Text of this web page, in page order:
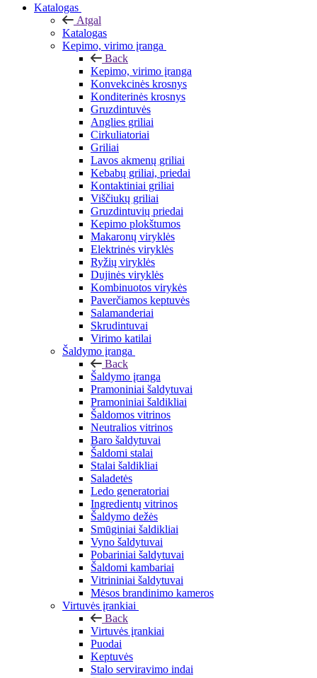
Katalogas
Atgal
Katalogas
Kepimo, virimo įranga
Back
Kepimo, virimo įranga
Konvekcinės krosnys
Konditerinės krosnys
Gruzdintuvės
Anglies griliai
Cirkuliatoriai
Griliai
Lavos akmenų griliai
Kebabų griliai, priedai
Kontaktiniai griliai
Viščiukų griliai
Gruzdintuvių priedai
Kepimo plokštumos
Makaronų viryklės
Elektrinės viryklės
Ryžių viryklės
Dujinės viryklės
Kombinuotos virykės
Paverčiamos keptuvės
Salamanderiai
Skrudintuvai
Virimo katilai
Šaldymo įranga
Back
Šaldymo įranga
Pramoniniai šaldytuvai
Pramoniniai šaldikliai
Šaldomos vitrinos
Neutralios vitrinos
Baro šaldytuvai
Šaldomi stalai
Stalai šaldikliai
Saladetės
Ledo generatoriai
Ingredientų vitrinos
Šaldymo dežės
Smūginiai šaldikliai
Vyno šaldytuvai
Pobariniai šaldytuvai
Šaldomi kambariai
Vitrininiai šaldytuvai
Mėsos brandinimo kameros
Virtuvės įrankiai
Back
Virtuvės įrankiai
Puodai
Keptuvės
Stalo serviravimo indai